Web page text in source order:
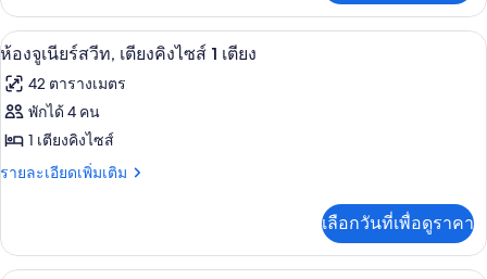
สวีท,
เตียง
ควีน
ไซส์
1
เตียง,
บุหรี่
เกี่ยว
กับ
ห้อง
เนียร์
สวี
เตียง
ควีน
ปลอด
บุหรี่
เปิด
ภาพถ่าย
ทั้งหมด
ของ
ห้อง
สวีท,
ตู้นิรภัยในห้องพัก, โต๊ะทำงาน, พื้นที่ท
6
ห้องจูเนียร์สวีท, เตียงคิงไซส์ 1 เตียง
42 ตารางเมตร
พักได้ 4 คน
1 เตียงคิงไซส์
รายละเอียดเพิ่มเติม
ราย
เกี่ยว
กับ
เลือกวันที่เพื่อดูราคา